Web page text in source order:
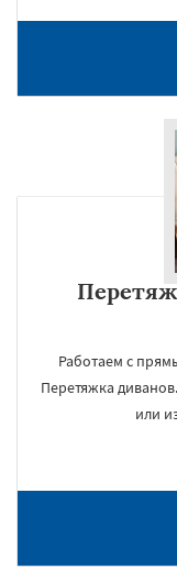
Работаем с
Перетяжка
или